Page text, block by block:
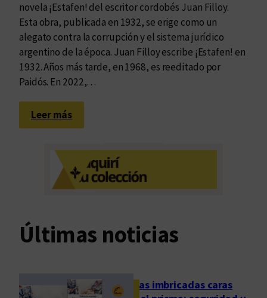
novela ¡Estafen! del escritor cordobés Juan Filloy.
Esta obra, publicada en 1932, se erige como un
alegato contra la corrupción y el sistema jurídico
argentino de la época. Juan Filloy escribe ¡Estafen! en
1932. Años más tarde, en 1968, es reeditado por
Paidós. En 2022,…
Leer más:
L
i
b
t
q
u
Últimas noticias
Las imbricadas caras